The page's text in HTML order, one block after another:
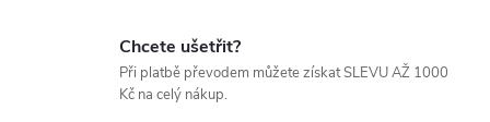
Chcete ušetřit?
Při platbě převodem můžete získat SLEVU AŽ 1000
Kč na celý nákup.